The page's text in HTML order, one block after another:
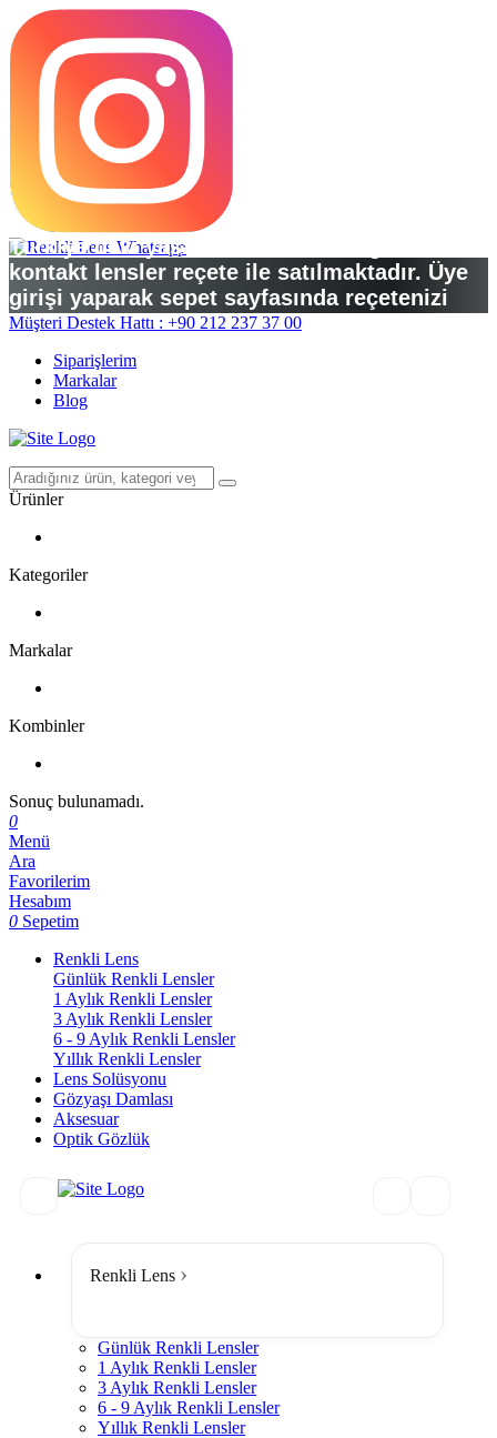
Türkiye’deki yasal düzenlemelere göre
kontakt lensler reçete ile satılmaktadır. Üye
girişi yaparak sepet sayfasında reçetenizi
yükleyebilirsiniz.
Müşteri Destek Hattı : +90 212 237 37 00
Siparişlerim
Markalar
Blog
Ürünler
Kategoriler
Markalar
Kombinler
Sonuç bulunamadı.
0
Menü
Ara
Favorilerim
Hesabım
0 Sepetim
Renkli Lens
Günlük Renkli Lensler
1 Aylık Renkli Lensler
3 Aylık Renkli Lensler
6 - 9 Aylık Renkli Lensler
Yıllık Renkli Lensler
Lens Solüsyonu
Gözyaşı Damlası
Aksesuar
Optik Gözlük
Renkli Lens
Günlük Renkli Lensler
1 Aylık Renkli Lensler
3 Aylık Renkli Lensler
6 - 9 Aylık Renkli Lensler
Yıllık Renkli Lensler